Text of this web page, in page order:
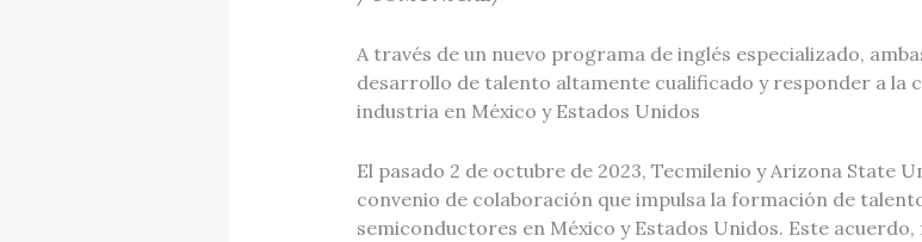
A través de un nuevo programa de inglés especializado,
desarrollo de talento altamente cualificado y responder a la
industria en México y Estados Unidos
El pasado 2 de octubre de 2023, Tecmilenio y Arizona State
convenio de colaboración que impulsa la formación de
semiconductores en México y Estados Unidos. Este